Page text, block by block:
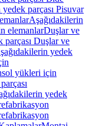
parçası Pisuvar
Aşağıdakilerin
elemanlarDuşlar ve
parçası Duşlar ve
yedek
yükleri için
yedek